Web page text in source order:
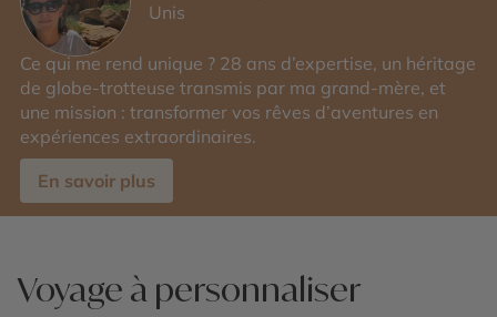
Unis
Ce qui me rend unique ? 28 ans d’expertise, un héritage
de globe-trotteuse transmis par ma grand-mère, et
une mission : transformer vos rêves d’aventures en
expériences extraordinaires.
En savoir plus
Voyage à personnaliser